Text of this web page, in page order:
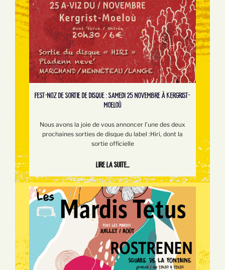
FEST-NOZ DE SORTIE DE DISQUE : SAMEDI 25 NOVEMBRE À KERGRIST-
MOELOÙ
Nous avons la joie de vous annoncer l’une des deux
prochaines sorties de disque du label :Hiri, dont la
sortie officielle
Lire la suite...